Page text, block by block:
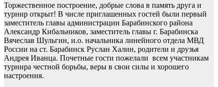
Торжественное построение, добрые слова в память друга и
турнир открыт! В числе приглашенных гостей были первый
заместитель главы администрации Барабинского района
Александр Кибальников, заместитель главы г. Барабинска
Вячеслав Шульгин, и.о. начальника линейного отдела МВД
России на ст. Барабинск Руслан Халин, родители и друзья
Андрея Иванца. Почетные гости пожелали всем участникам
турнира честной борьбы, веры в свои силы и хорошего
настроения.